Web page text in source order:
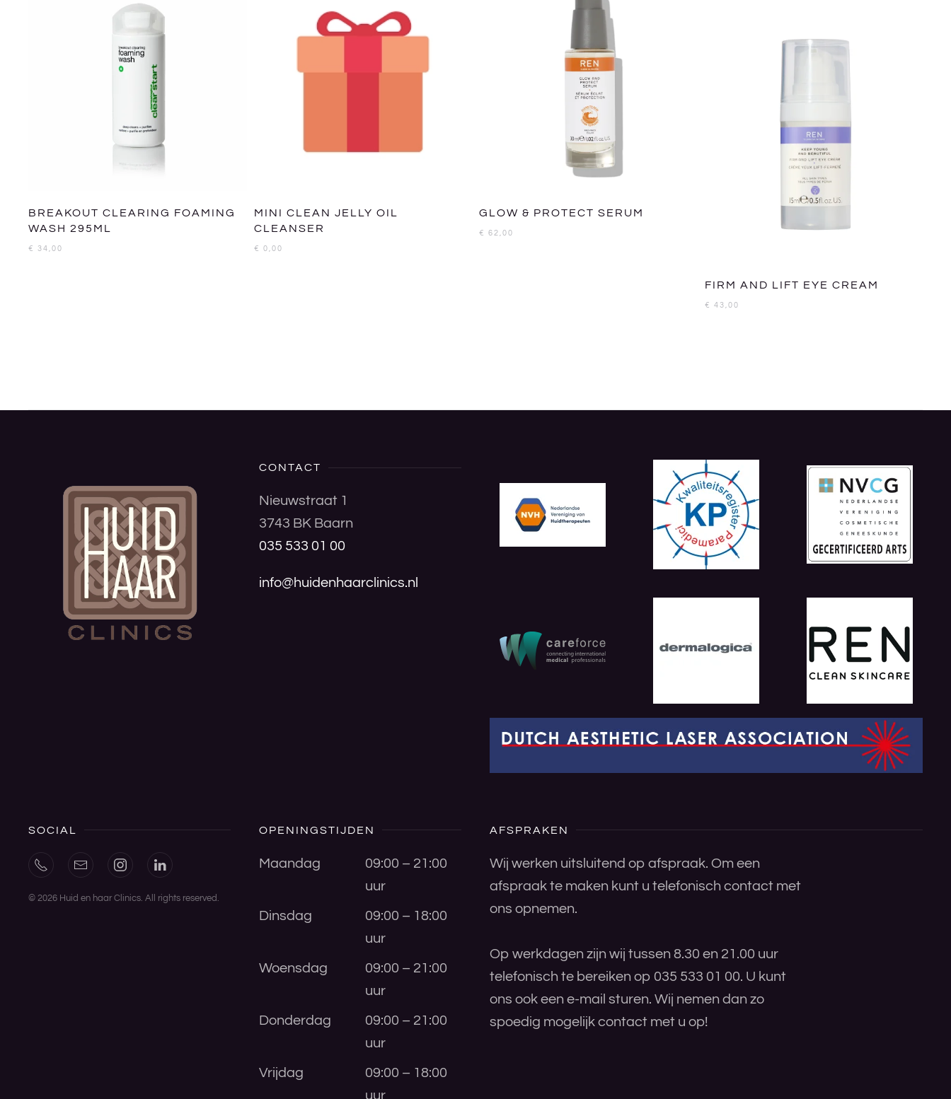
BREAKOUT CLEARING FOAMING
WASH 295ML
€ 34,00
MINI CLEAN JELLY OIL
CLEANSER
€ 0,00
GLOW & PROTECT SERUM
€ 62,00
FIRM AND LIFT EYE CREAM
€ 43,00
CONTACT
Nieuwstraat 1
3743 BK Baarn
035 533 01 00
info@huidenhaarclinics.nl
SOCIAL
© 2026 Huid en haar Clinics. All rights reserved.
OPENINGSTIJDEN
Maandag
09:00 – 21:00
uur
Dinsdag
09:00 – 18:00
uur
Woensdag
09:00 – 21:00
uur
Donderdag
09:00 – 21:00
uur
Vrijdag
09:00 – 18:00
uur
AFSPRAKEN
Wij werken uitsluitend op afspraak. Om een
afspraak te maken kunt u telefonisch contact met
ons opnemen.
Op werkdagen zijn wij tussen 8.30 en 21.00 uur
telefonisch te bereiken op 035 533 01 00. U kunt
ons ook een e-mail sturen. Wij nemen dan zo
spoedig mogelijk contact met u op!